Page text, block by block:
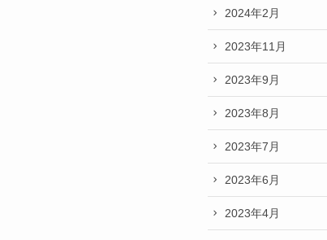
2024年2月
2023年11月
2023年9月
2023年8月
2023年7月
2023年6月
2023年4月